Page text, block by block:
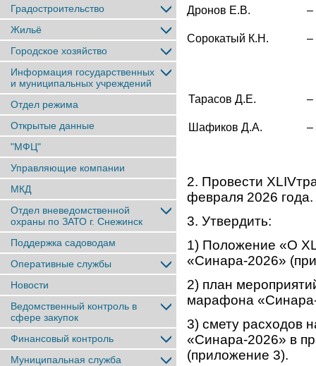
Градостроительство
Жильё
Городское хозяйство
Информация государственных
и муниципальных учреждений
Отдел режима
Открытые данные
"МФЦ"
Управляющие компании
МКД
Отдел вневедомственной
охраны по ЗАТО г. Снежинск
Поддержка садоводам
Оперативные службы
Новости
Ведомственный контроль в
сфере закупок
Финансовый контроль
Муниципальная служба
Дронов Е.В. –
Сорокатый К.Н. –
Тарасов Д.Е. –
Шафиков Д.А. –
2. Провести
февраля 2026 года.
3. Утвердить:
1) Положение «О
«Синара-2026»
2) план
марафона
3) смету расходов
«Синара-2026» в
(приложение 3).